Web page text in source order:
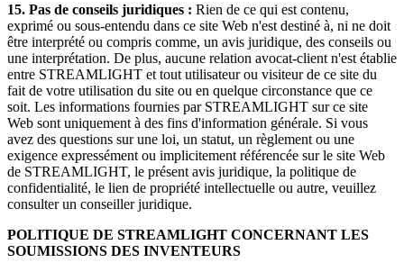
15. Pas de conseils juridiques : Rien de ce qui est contenu,
exprimé ou sous-entendu dans ce site Web n'est destiné à, ni ne doit
être interprété ou compris comme, un avis juridique, des conseils ou
une interprétation. De plus, aucune relation avocat-client n'est établie
entre STREAMLIGHT et tout utilisateur ou visiteur de ce site du
fait de votre utilisation du site ou en quelque circonstance que ce
soit. Les informations fournies par STREAMLIGHT sur ce site
Web sont uniquement à des fins d'information générale. Si vous
avez des questions sur une loi, un statut, un règlement ou une
exigence expressément ou implicitement référencée sur le site Web
de STREAMLIGHT, le présent avis juridique, la politique de
confidentialité, le lien de propriété intellectuelle ou autre, veuillez
consulter un conseiller juridique.
POLITIQUE DE STREAMLIGHT CONCERNANT LES
SOUMISSIONS DES INVENTEURS